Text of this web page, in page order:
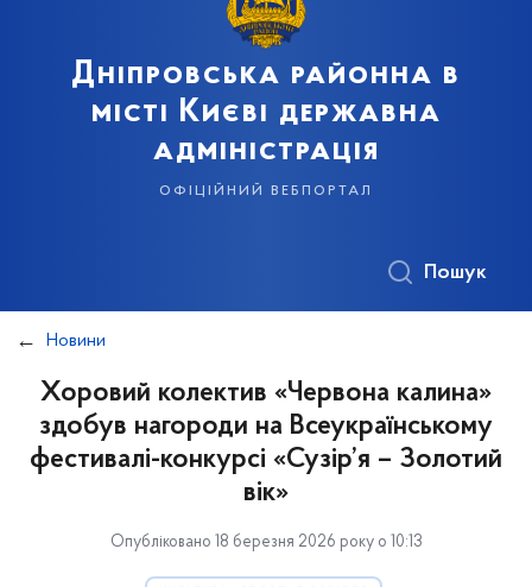
Дніпровська районна в
місті Києві державна
адміністрація
офіційний вебпортал
Пошук
Новини
Хоровий колектив «Червона калина»
здобув нагороди на Всеукраїнському
фестивалі-конкурсі «Сузір’я – Золотий
вік»
Опубліковано 18 березня 2026 року о 10:13